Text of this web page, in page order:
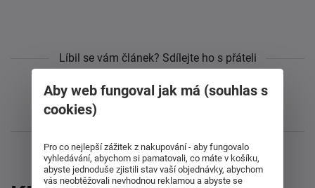
Líbil se vám článek? Sdílejte ho s přáteli
Aby web fungoval jak má (souhlas s
cookies)
Pro co nejlepší zážitek z nakupování - aby fungovalo
vyhledávání, abychom si pamatovali, co máte v košíku,
abyste jednoduše zjistili stav vaší objednávky, abychom
vás neobtěžovali nevhodnou reklamou a abyste se